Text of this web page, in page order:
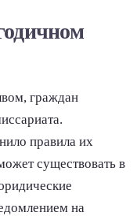
граждан
правила их
существовать в
на